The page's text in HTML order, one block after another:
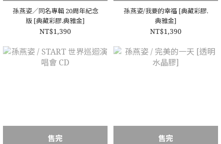
孫燕姿／同名專輯 20周年紀念
版 [典藏彩膠.典雅金]
NT$1,390
孫燕姿/我要的幸福 [典藏彩膠.
典雅金]
NT$1,390
售完 售完